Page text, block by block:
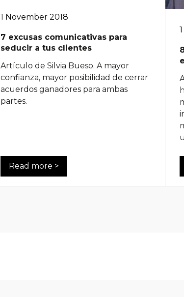
1 November 2018
7 excusas comunicativas para
seducir a tus clientes
Artículo de Silvia Bueso. A mayor
confianza, mayor posibilidad de cerrar
acuerdos ganadores para ambas
partes.
Read more >